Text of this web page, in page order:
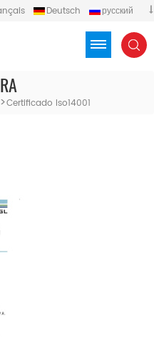
Deutsch
русский
>Certificado Iso14001